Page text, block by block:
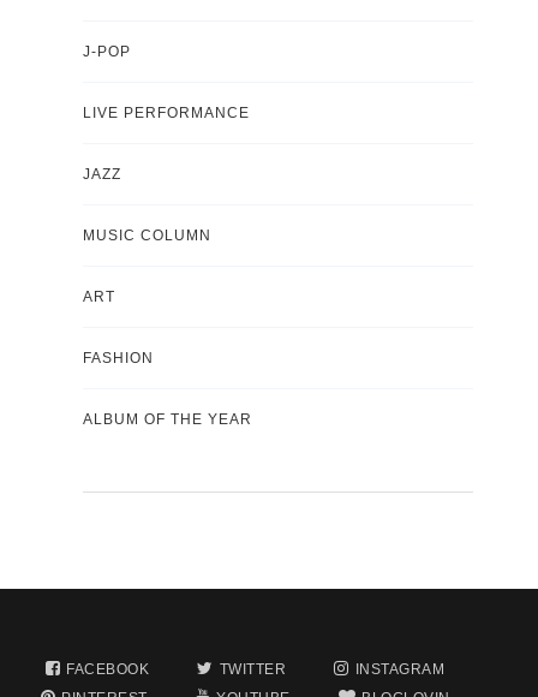
J-POP
LIVE PERFORMANCE
JAZZ
MUSIC COLUMN
ART
FASHION
ALBUM OF THE YEAR
FACEBOOK TWITTER
INSTAGRAM